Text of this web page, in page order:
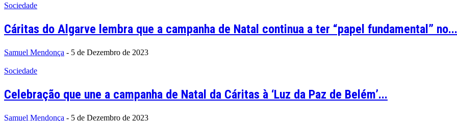
Sociedade
Cáritas do Algarve lembra que a campanha de Natal continua a ter “papel fundamental” no...
Samuel Mendonça - 5 de Dezembro de 2023
Sociedade
Celebração que une a campanha de Natal da Cáritas à ‘Luz da Paz de Belém’...
Samuel Mendonça - 5 de Dezembro de 2023